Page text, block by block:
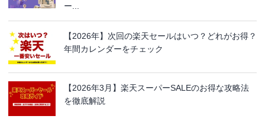
ー...
【2026年】次回の楽天セールはいつ？どれがお得？
年間カレンダーをチェック
【2026年3月】楽天スーパーSALEのお得な攻略法
を徹底解説